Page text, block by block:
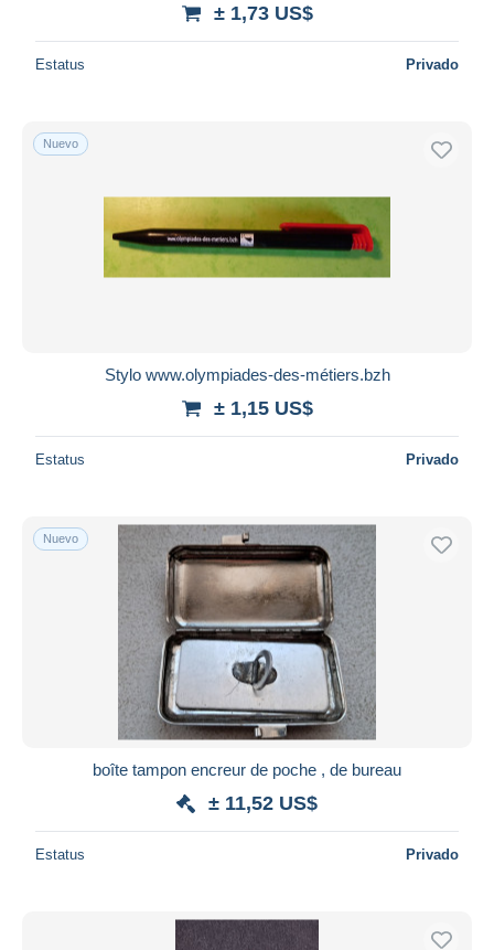
± 1,73 US$
Estatus Privado
Nuevo
Stylo www.olympiades-des-métiers.bzh
± 1,15 US$
Estatus Privado
Nuevo
boîte tampon encreur de poche , de bureau
± 11,52 US$
Estatus Privado